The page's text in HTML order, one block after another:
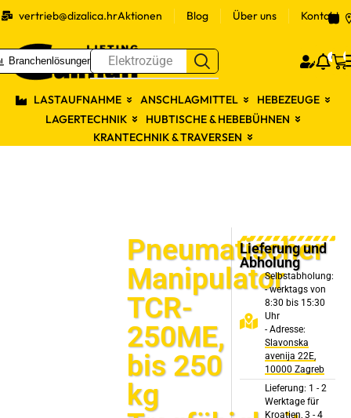
vertrieb@dizalica.hrAktionen Blog Über uns Kontakt
Branchenlösungen Elektrozüge 0
LASTAUFNAHME ANSCHLAGMITTEL
HEBEZEUGE
LAGERTECHNIK
HUBTISCHE & HEBEBÜHNEN
KRANTECHNIK & TRAVERSEN
Pneumatischer
Manipulator
TCR-
250ME,
bis 250
kg
Lieferung und
Abholung
Selbstabholung:
- werktags von
8:30 bis 15:30
Uhr
- Adresse:
Slavonska
avenija 22E,
10000 Zagreb
Lieferung: 1 - 2
Werktage für
Kroatien, 3 - 4